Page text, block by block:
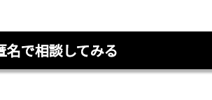
名で相談してみる